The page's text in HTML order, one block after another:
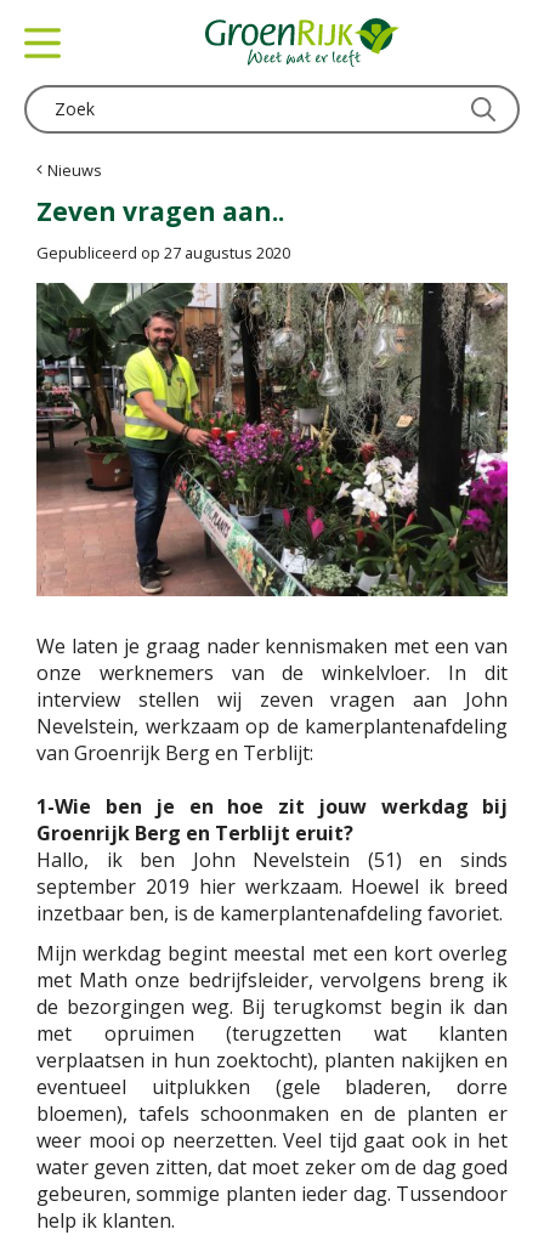
Nieuws
Zeven vragen aan..
Gepubliceerd op 27 augustus 2020
We laten je graag nader kennismaken met een van
onze werknemers van de winkelvloer. In dit
interview stellen wij zeven vragen aan John
Nevelstein, werkzaam op de kamerplantenafdeling
van Groenrijk Berg en Terblijt:
1-Wie ben je en hoe zit jouw werkdag bij
Groenrijk Berg en Terblijt eruit?
Hallo, ik ben John Nevelstein (51) en sinds
september 2019 hier werkzaam. Hoewel ik breed
inzetbaar ben, is de kamerplantenafdeling favoriet.
Mijn werkdag begint meestal met een kort overleg
met Math onze bedrijfsleider, vervolgens breng ik
de bezorgingen weg. Bij terugkomst begin ik dan
met opruimen (terugzetten wat klanten
verplaatsen in hun zoektocht), planten nakijken en
eventueel uitplukken (gele bladeren, dorre
bloemen), tafels schoonmaken en de planten er
weer mooi op neerzetten. Veel tijd gaat ook in het
water geven zitten, dat moet zeker om de dag goed
gebeuren, sommige planten ieder dag. Tussendoor
help ik klanten.